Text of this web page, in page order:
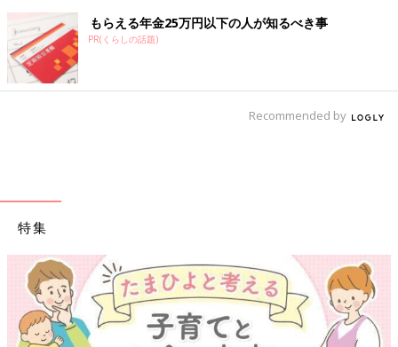
もらえる年金25万円以下の人が知るべき事
PR(くらしの話題)
Recommended by
特集